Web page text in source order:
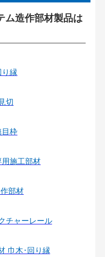
ム造作部材製品は
縁
切
枠
施工部材
部材
チャーレール
巾木･回り縁